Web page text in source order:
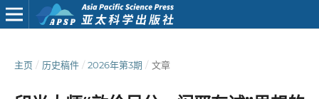
主页 / 历史稿件 / 2026年第3期 / 文章